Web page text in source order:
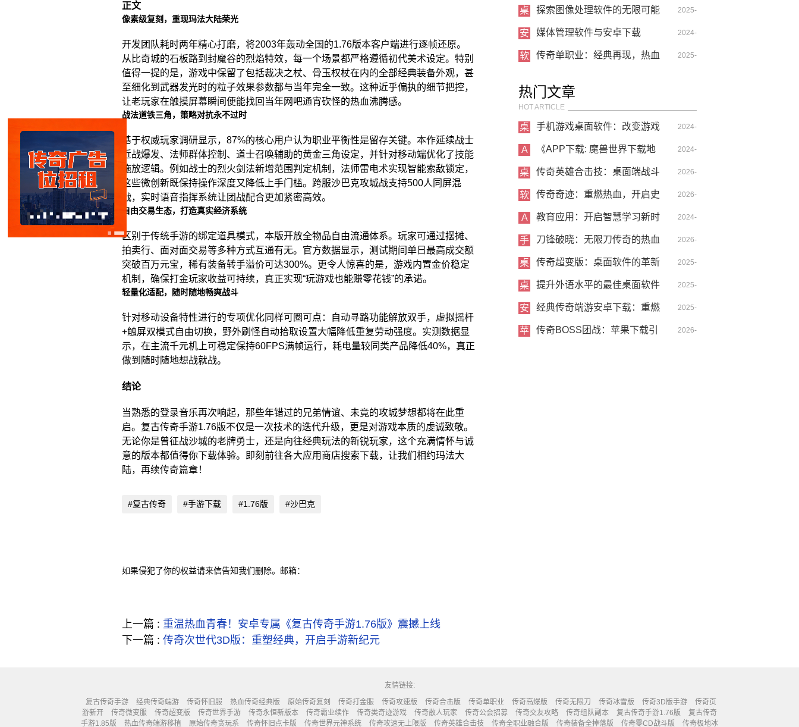
正文
像素级复刻，重现玛法大陆荣光
开发团队耗时两年精心打磨，将2003年轰动全国的1.76版本客户端进行逐帧还原。
从比奇城的石板路到封魔谷的烈焰特效，每一个场景都严格遵循初代美术设定。特别
值得一提的是，游戏中保留了包括裁决之杖、骨玉权杖在内的全部经典装备外观，甚
至细化到武器发光时的粒子效果参数都与当年完全一致。这种近乎偏执的细节把控，
让老玩家在触摸屏幕瞬间便能找回当年网吧通宵砍怪的热血沸腾感。
战法道铁三角，策略对抗永不过时
基于权威玩家调研显示，87%的核心用户认为职业平衡性是留存关键。本作延续战士
近战爆发、法师群体控制、道士召唤辅助的黄金三角设定，并针对移动端优化了技能
施放逻辑。例如战士的烈火剑法新增范围判定机制，法师雷电术实现智能索敌锁定，
这些微创新既保持操作深度又降低上手门槛。跨服沙巴克攻城战支持500人同屏混
战，实时语音指挥系统让团战配合更加紧密高效。
自由交易生态，打造真实经济系统
区别于传统手游的绑定道具模式，本版开放全物品自由流通体系。玩家可通过摆摊、
拍卖行、面对面交易等多种方式互通有无。官方数据显示，测试期间单日最高成交额
突破百万元宝，稀有装备转手溢价可达300%。更令人惊喜的是，游戏内置金价稳定
机制，确保打金玩家收益可持续，真正实现“玩游戏也能赚零花钱”的承诺。
轻量化适配，随时随地畅爽战斗
针对移动设备特性进行的专项优化同样可圈可点：自动寻路功能解放双手，虚拟摇杆
+触屏双模式自由切换，野外刷怪自动拾取设置大幅降低重复劳动强度。实测数据显
示，在主流千元机上可稳定保持60FPS满帧运行，耗电量较同类产品降低40%，真正
做到随时随地想战就战。
结论
当熟悉的登录音乐再次响起，那些年错过的兄弟情谊、未竟的攻城梦想都将在此重
启。复古传奇手游1.76版不仅是一次技术的迭代升级，更是对游戏本质的虔诚致敬。
无论你是曾征战沙城的老牌勇士，还是向往经典玩法的新锐玩家，这个充满情怀与诚
意的版本都值得你下载体验。即刻前往各大应用商店搜索下载，让我们相约玛法大
陆，再续传奇篇章！
#复古传奇 #手游下载 #1.76版 #沙巴克
如果侵犯了你的权益请来信告知我们删除。邮箱：
上一篇 : 重温热血青春！安卓专属《复古传奇手游1.76版》震撼上线
下一篇 : 传奇次世代3D版：重塑经典，开启手游新纪元
06-08
桌 探索图像处理软件的无限可能 2025-
04-07
安 媒体管理软件与安卓下载 2024-
09-04
软 传奇单职业：经典再现，热血 2025-
热门文章
HOT ARTICLE
桌 手机游戏桌面软件：改变游戏
体验的新趋势
2024-
12-30
A 《APP下载: 魔兽世界下载地
址分享》
2024-
06-18
桌 传奇英雄合击技：桌面端战斗
的艺术革新
2026-
04-28
软 传奇奇迹：重燃热血，开启史
诗级冒险征途
2026-
05-23
A 教育应用：开启智慧学习新时
代
2024-
12-17
手 刀锋破晓：无限刀传奇的热血
征途
2026-
06-29
桌 传奇超变版：桌面软件的革新
体验
2025-
05-26
桌 提升外语水平的最佳桌面软件
推荐
2025-
01-25
安 经典传奇端游安卓下载：重燃
热血，指尖称霸！
2025-
09-29
苹 传奇BOSS团战：苹果下载引 2026-
友情链接:
复古传奇手游
经典传奇端游 传奇怀旧服 热血传奇经典版 原始传奇复刻 传奇打金服 传奇攻速版 传奇合击版 传奇单职业 传奇高爆版 传奇无限刀 传奇冰雪版 传奇3D版手游
传奇页
游新开
传奇微变服 传奇超变版 传奇世界手游 传奇永恒新版本 传奇霸业续作 传奇类奇迹游戏 传奇散人玩家 传奇公会招募 传奇交友攻略 传奇组队副本 复古传奇手游1.76版
复古传奇
手游1.85版
热血传奇端游移植 原始传奇贪玩系 传奇怀旧点卡版 传奇世界元神系统 传奇攻速无上限版 传奇英雄合击技 传奇全职业融合版 传奇装备全掉落版 传奇零CD战斗版 传奇极地冰